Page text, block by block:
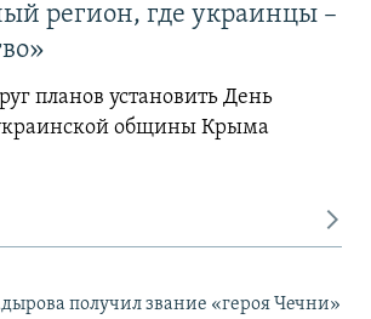
регион, где украинцы –
планов установить День
общины Крыма
получил звание «героя Чечни»